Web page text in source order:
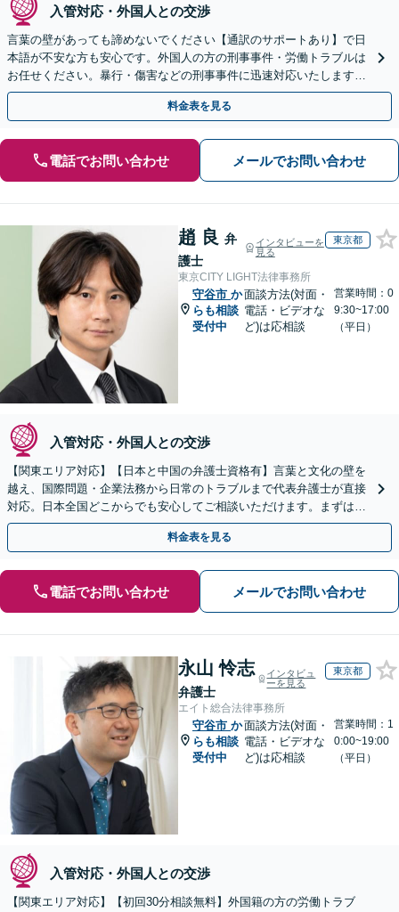
入管対応・外国人との交渉
言葉の壁があっても諦めないでください【通訳のサポートあり】で日
本語が不安な方も安心です。外国人の方の刑事事件・労働トラブルは
お任せください。暴行・傷害などの刑事事件に迅速対応いたします。
【事前予約で休日・夜間面談可】
料金表を見る
電話でお問い合わせ メールでお問い合わせ
趙 良 弁
護士
インタビューを
見る
東京都
東京CITY LIGHT法律事務所
守谷市 か
らも相談
受付中
面談方法(対面・
電話・ビデオな
ど)は応相談
営業時間：0
9:30~17:00
（平日）
入管対応・外国人との交渉
【関東エリア対応】【日本と中国の弁護士資格有】言葉と文化の壁を
越え、国際問題・企業法務から日常のトラブルまで代表弁護士が直接
対応。日本全国どこからでも安心してご相談いただけます。まずは一
歩を踏み出してみませんか。【初回相談無料】
料金表を見る
電話でお問い合わせ メールでお問い合わせ
永山 怜志
弁護士
インタビュ
ーを見る
東京都
エイト総合法律事務所
守谷市 か
らも相談
受付中
面談方法(対面・
電話・ビデオな
ど)は応相談
営業時間：1
0:00~19:00
（平日）
入管対応・外国人との交渉
【関東エリア対応】【初回30分相談無料】外国籍の方の労働トラブ